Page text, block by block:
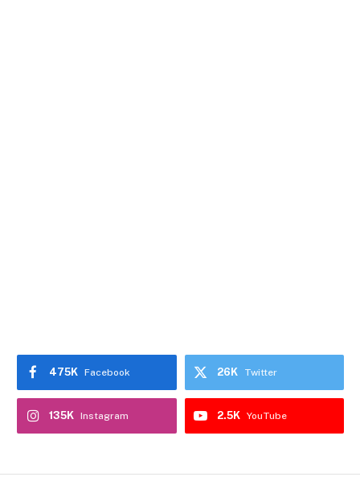
Facebook
475K Twitter
26K
Instagram
135K YouTube
2.5K